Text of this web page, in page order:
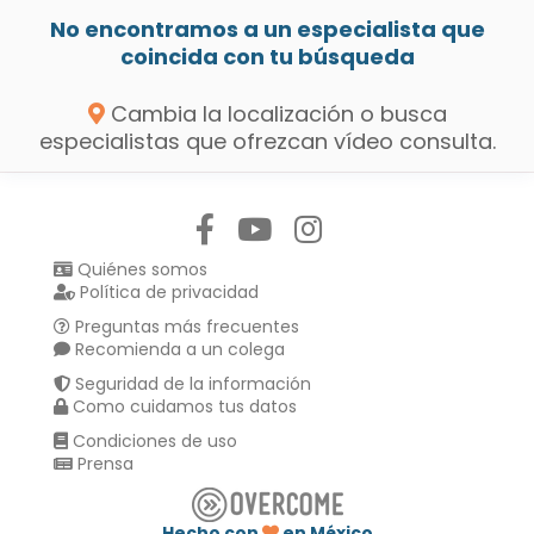
No encontramos a un especialista que
coincida con tu búsqueda
Cambia la localización o busca
especialistas que ofrezcan vídeo consulta.
Quiénes somos
Política de privacidad
Preguntas más frecuentes
Recomienda a un colega
Seguridad de la información
Como cuidamos tus datos
Condiciones de uso
Prensa